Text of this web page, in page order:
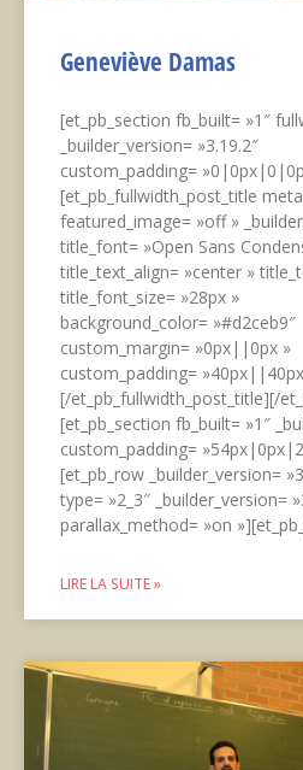
Geneviève Damas
[et_pb_section fb_built= »1″
_builder_version= »3.19.2″
custom_padding=
[et_pb_fullwidth_post_title
featured_image= »off »
title_font= »Open Sans
title_text_align= »center »
title_font_size= »28px »
background_color= »#d2ceb9″
custom_margin= »0px||0px »
custom_padding=
[/et_pb_fullwidth_post_title][/
[et_pb_section fb_built= »1″
custom_padding=
[et_pb_row _builder_version=
type= »2_3″ _builder_version=
parallax_method= »on
LIRE LA SUITE »